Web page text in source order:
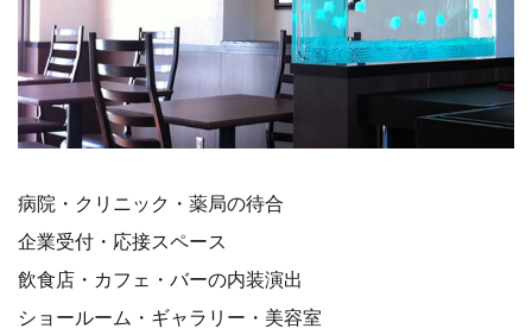
病院・クリニック・薬局の待合
企業受付・応接スペース
飲食店・カフェ・バーの内装演出
ショールーム・ギャラリー・美容室